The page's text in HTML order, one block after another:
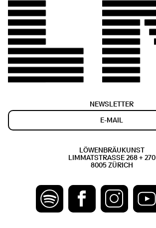
NEWSLETTER
LÖWENBRÄUKUNST
LIMMATSTRASSE 268 + 270
8005 ZÜRICH